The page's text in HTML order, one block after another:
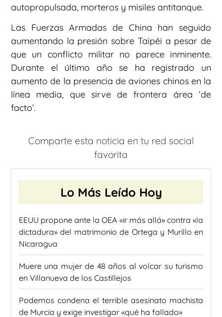
autopropulsada, morteros y misiles antitanque.
Las Fuerzas Armadas de China han seguido
aumentando la presión sobre Taipéi a pesar de
que un conflicto militar no parece inminente.
Durante el último año se ha registrado un
aumento de la presencia de aviones chinos en la
línea media, que sirve de frontera área ‘de
facto’.
Comparte esta noticia en tu red social
favorita
Lo Más Leído Hoy
EEUU propone ante la OEA «ir más allá» contra «la
dictadura» del matrimonio de Ortega y Murillo en
Nicaragua
Muere una mujer de 48 años al volcar su turismo
en Villanueva de los Castillejos
Podemos condena el terrible asesinato machista
de Murcia y exige investigar «qué ha fallado»